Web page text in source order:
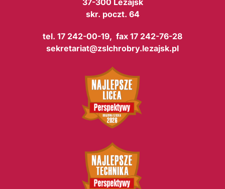
skr. poczt. 64
tel. 17 242-00-19, fax 17 242-76-28
sekretariat@zslchrobry.lezajsk.pl